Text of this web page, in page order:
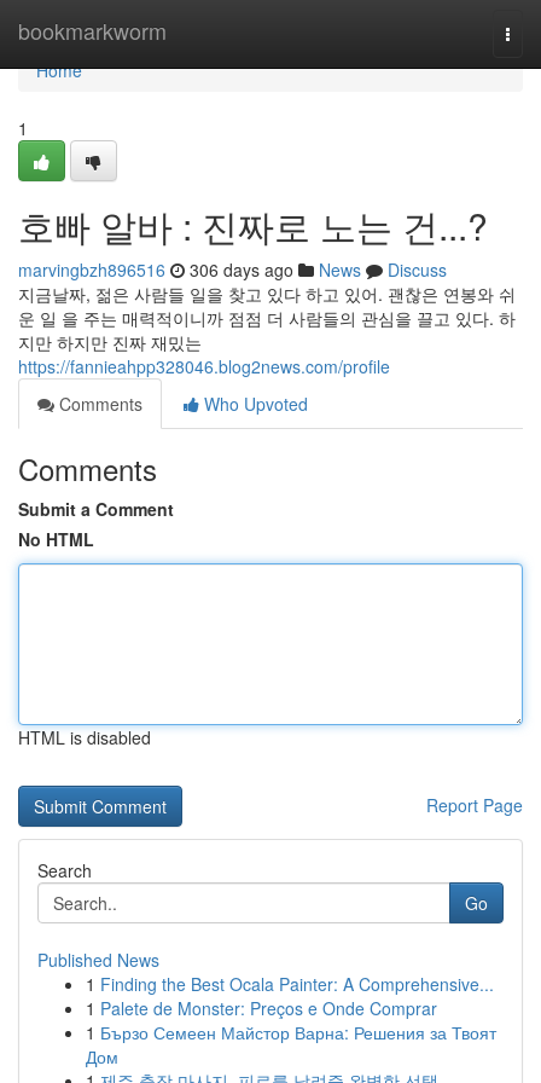
bookmarkworm
Home
Home
1
호빠 알바 : 진짜로 노는 건...?
marvingbzh896516 306 days ago News
Discuss
지금날짜, 젊은 사람들 일을 찾고 있다 하고 있어. 괜찮은 연봉와 쉬
운 일 을 주는 매력적이니까 점점 더 사람들의 관심을 끌고 있다. 하
지만 하지만 진짜 재밌는
https://fannieahpp328046.blog2news.com/profile
Comments
Who Upvoted
Comments
Submit a Comment
No HTML
HTML is disabled
Report Page
Search
Go
Published News
1 Finding the Best Ocala Painter: A Comprehensive...
1 Palete de Monster: Preços e Onde Comprar
1 Бързо Семеен Майстор Варна: Решения за Твоят
Дом